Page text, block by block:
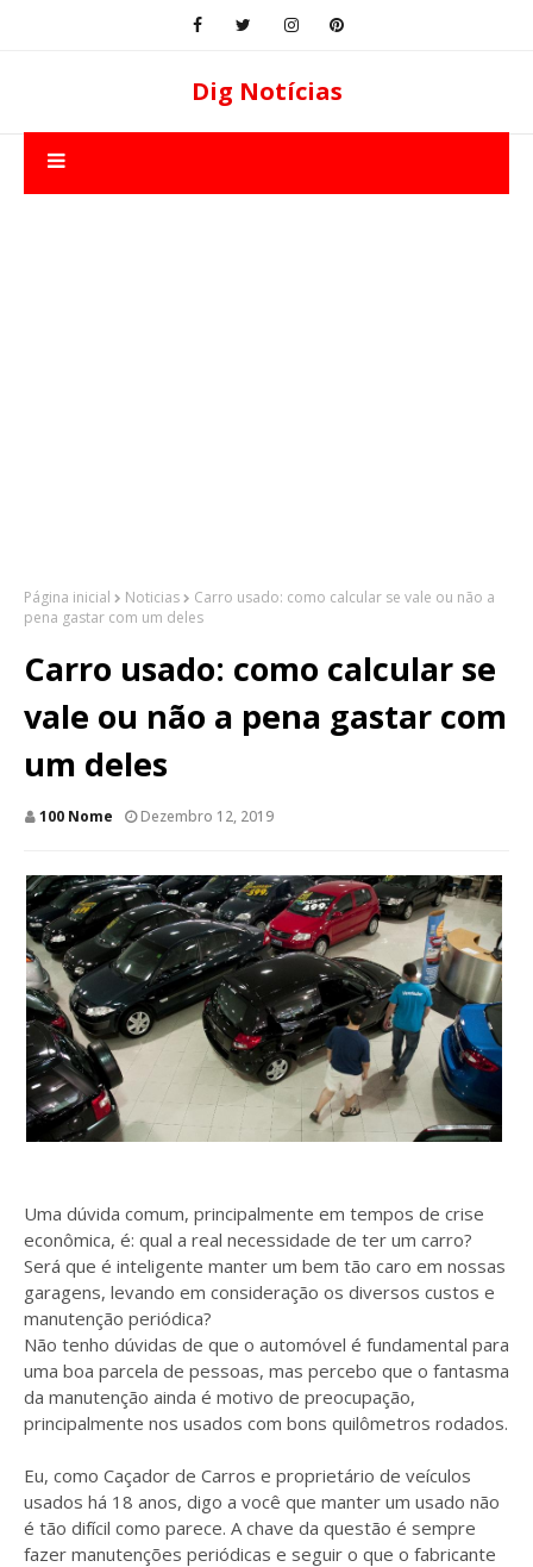
Dig Notícias
Página inicial Noticias
Carro usado: como calcular se vale ou não a
pena gastar com um deles
Carro usado: como calcular se
vale ou não a pena gastar com
um deles
100 Nome Dezembro 12, 2019
Uma dúvida comum, principalmente em tempos de crise
econômica, é: qual a real necessidade de ter um carro?
Será que é inteligente manter um bem tão caro em nossas
garagens, levando em consideração os diversos custos e
manutenção periódica?
Não tenho dúvidas de que o automóvel é fundamental para
uma boa parcela de pessoas, mas percebo que o fantasma
da manutenção ainda é motivo de preocupação,
principalmente nos usados com bons quilômetros rodados.
Eu, como Caçador de Carros e proprietário de veículos
usados há 18 anos, digo a você que manter um usado não
é tão difícil como parece. A chave da questão é sempre
fazer manutenções periódicas e seguir o que o fabricante